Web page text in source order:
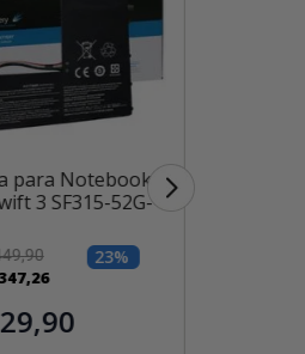
para Notebook
3 SF315-52G-
,90 23%
347,26